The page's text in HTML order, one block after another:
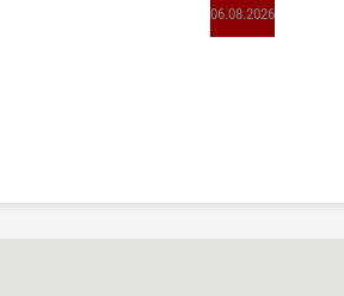
06.08.2026